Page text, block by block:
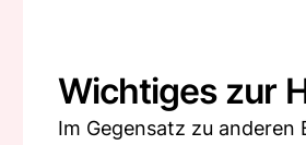
Wichtiges zur
Im Gegensatz zu anderen